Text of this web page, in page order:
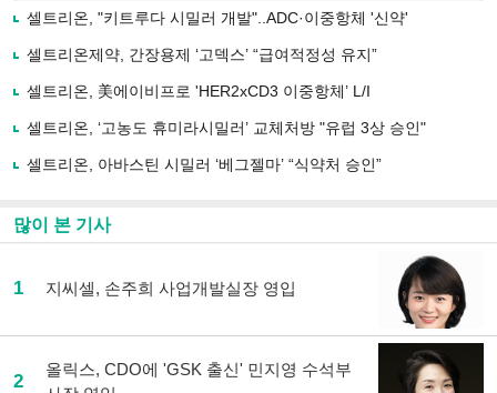
로
기
사
유
기
셀트리온, "키트루다 시밀러 개발"..ADC·이중항체 '신약'
셀트리온제약, 간장용제 ‘고덱스’ “급여적정성 유지”
셀트리온, 美에이비프로 'HER2xCD3 이중항체’ L/I
셀트리온, ‘고농도 휴미라시밀러’ 교체처방 "유럽 3상 승인"
셀트리온, 아바스틴 시밀러 ‘베그젤마’ “식약처 승인”
많이 본 기사
1 지씨셀, 손주희 사업개발실장 영입
2
올릭스, CDO에 'GSK 출신' 민지영 수석부